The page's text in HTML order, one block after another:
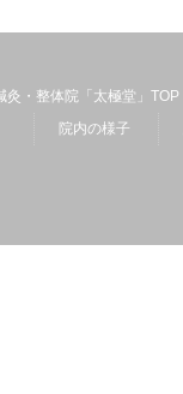
灸・整体院「太極堂」TOP
院内の様子